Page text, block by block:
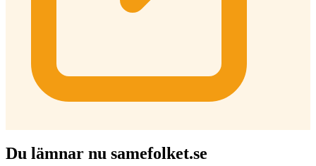
Du lämnar nu samefolket.se